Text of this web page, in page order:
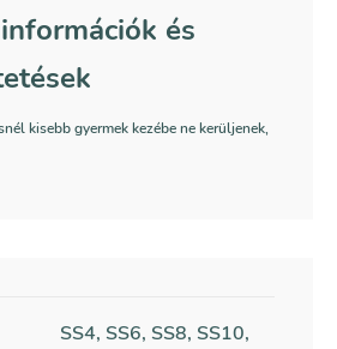
és
kisebb gyermek kezébe ne kerüljenek,
SS4, SS6, SS8, SS10,